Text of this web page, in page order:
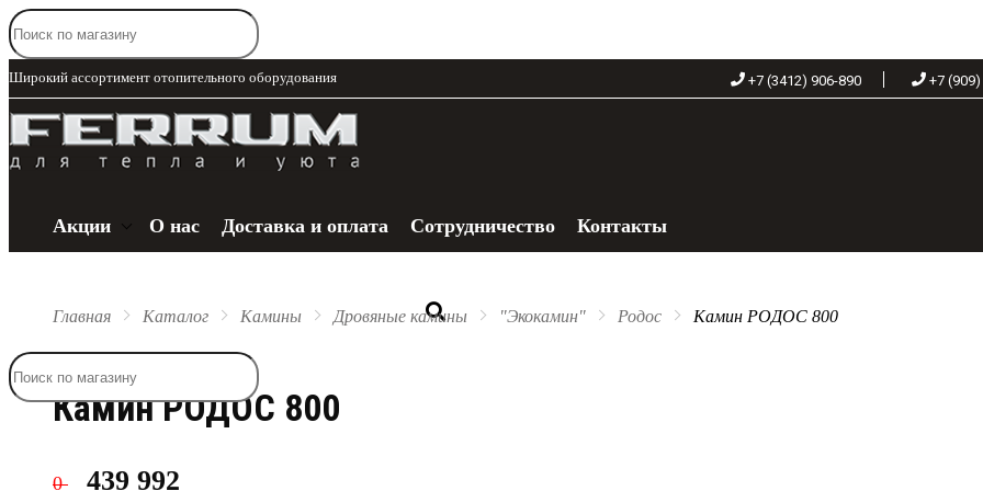
Широкий ассортимент отопительного оборудования +7 (3412) 906-890 +7
Акции О нас Доставка и оплата Сотрудничество Контакты
Каталог
+7 (909) 060-68-90
Главная Каталог Камины Дровяные камины "Экокамин" Родос Камин РОДОС 800
Камин РОДОС 800
0 439 992